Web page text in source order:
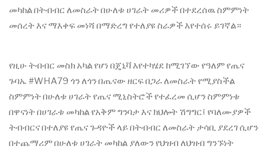
መካከል በትብብር ለመስራት በሁለቱ ሀገራት መሪዎች በተደረሰዉ ስምምነት
መሰረት እና ማእቀፍ መነሻ በማድረግ የተለያዩ ስራዎች እየተሰሩ ይገኛል።
የዚሁ ትብብር መስክ አካል የሆነ በጄኒቫ እየተካሄደ ከሚገኘው የዓለም የጤና
ጉባኤ #WHA79 ጎን ለጎን በጤናው ዘርፍ በጋራ ለመስራት የሚያስችል
ስምምነት በሁለቱ ሀገራት የጤና ሚኒስትሮች የተፈረመ ሲሆን ስምምነቱ
በዋናነት በሀገራቱ መካከል የአቅም ግንባታ እና ክህሎት ሽግግር፤ የባለሙያዎች
ትብብርና በተለያዩ የጤና ጉዳዮች ላይ በትብብር ለመስራት ታሳቢ ያደረገ ሲሆን
በተጨማሪም በሁለቱ ሀገራት መካከል ያለውን የህዝብ ለህዝብ ግንኙነት